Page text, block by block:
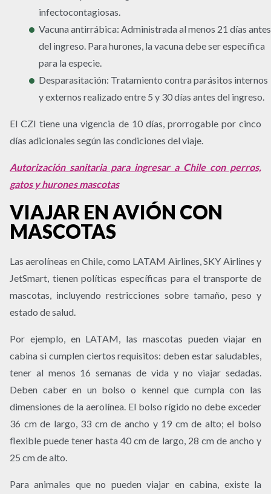
infectocontagiosas.
Vacuna antirrábica: Administrada al menos 21 días antes
del ingreso. Para hurones, la vacuna debe ser específica
para la especie.
Desparasitación: Tratamiento contra parásitos internos
y externos realizado entre 5 y 30 días antes del ingreso.
El CZI tiene una vigencia de 10 días, prorrogable por cinco
días adicionales según las condiciones del viaje.
Autorización sanitaria para ingresar a Chile con perros,
gatos y hurones mascotas
VIAJAR EN AVIÓN CON
MASCOTAS
Las aerolíneas en Chile, como LATAM Airlines, SKY Airlines y
JetSmart, tienen políticas específicas para el transporte de
mascotas, incluyendo restricciones sobre tamaño, peso y
estado de salud.
Por ejemplo, en LATAM, las mascotas pueden viajar en
cabina si cumplen ciertos requisitos: deben estar saludables,
tener al menos 16 semanas de vida y no viajar sedadas.
Deben caber en un bolso o kennel que cumpla con las
dimensiones de la aerolínea. El bolso rígido no debe exceder
36 cm de largo, 33 cm de ancho y 19 cm de alto; el bolso
flexible puede tener hasta 40 cm de largo, 28 cm de ancho y
25 cm de alto.
Para animales que no pueden viajar en cabina, existe la